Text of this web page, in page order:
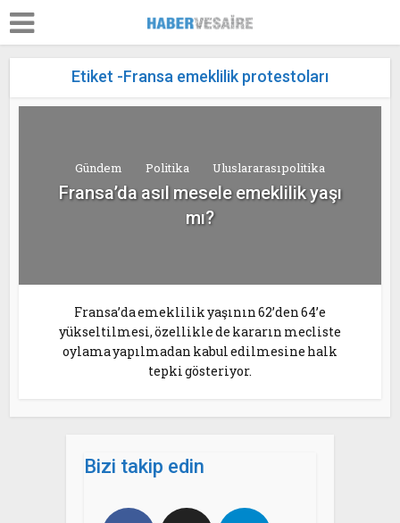
Etiket -Fransa emeklilik protestoları
Gündem Politika Uluslararası politika
Fransa’da asıl mesele emeklilik yaşı
mı?
Fransa’da emeklilik yaşının 62’den 64’e
yükseltilmesi, özellikle de kararın mecliste
oylama yapılmadan kabul edilmesine halk
tepki gösteriyor.
Bizi takip edin